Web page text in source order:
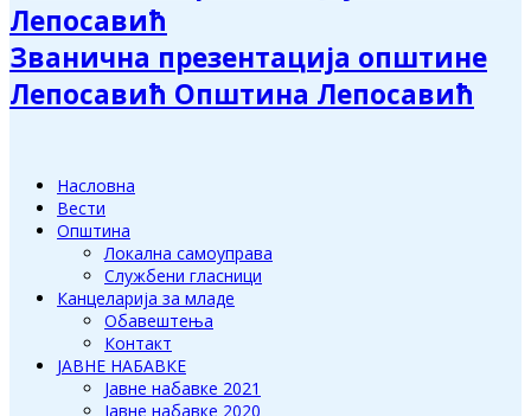
Званична презентација општине
Лепосавић Општина Лепосавић
Насловна
Вести
Општина
Локална самоуправа
Службени гласници
Канцеларија за младе
Обавештења
Контакт
ЈАВНЕ НАБАВКЕ
Јавне набавке 2021
Јавне набавке 2020